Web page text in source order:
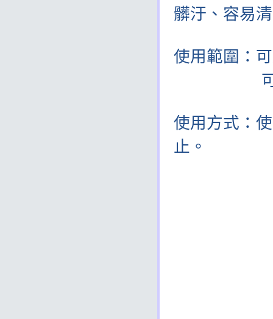
髒汙、容易
使用範圍：
可用於
使用方式：
止。